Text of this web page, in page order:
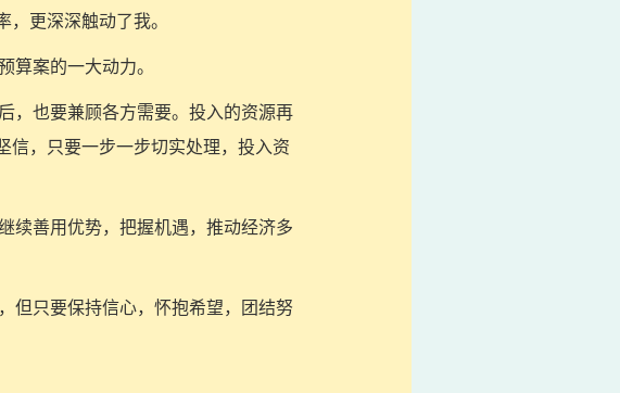
更深深触动了我。
案的一大动力。
，也要兼顾各方需要。投入的资源再
信，只要一步一步切实处理，投入资
续善用优势，把握机遇，推动经济多
但只要保持信心，怀抱希望，团结努